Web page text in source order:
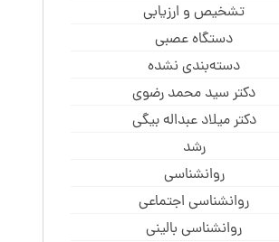
تشخیص و ارزیابی
دستگاه عصبی
دسته‌بندی نشده
دکتر سید محمد رضوی
دکتر میلاد عبداله بیگی
رشد
روانشناسی
روانشناسی اجتماعی
روانشناسی بالینی